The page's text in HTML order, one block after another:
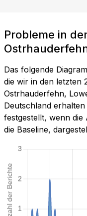
Probleme in
Das folgende
die wir in den letzten
Ostrhauderfehn,
Deutschland
festgestellt, wenn
die Baseline,